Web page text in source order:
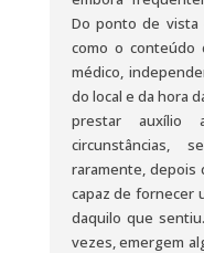
Do ponto de vista
como o conteúdo
médico,
do local e da hora
prestar auxílio
circunstâncias,
raramente, depois
capaz de fornecer
daquilo que
vezes, emergem